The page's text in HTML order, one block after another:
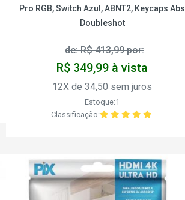
Pro RGB, Switch Azul, ABNT2, Keycaps Abs
Doubleshot
de: R$ 413,99 por:
R$ 349,99 à vista
12X de 34,50 sem juros
Estoque:1
Classificação: